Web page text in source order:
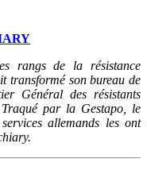
rangs de la résistance
transformé son bureau de
Général des résistants
par la Gestapo, le
allemands les ont